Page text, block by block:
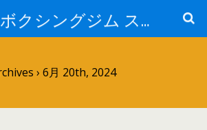
シュウボクシングジム スタッフブログ
› 6月 20th, 2024